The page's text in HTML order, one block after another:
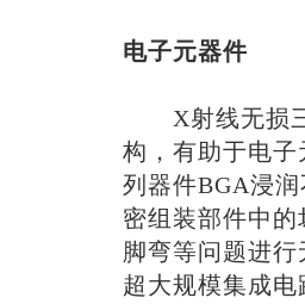
电子元器件
X射线无损三
构，有助于电
列器件BGA浸
密组装部件中
脚弯等问题进
超大规模集成